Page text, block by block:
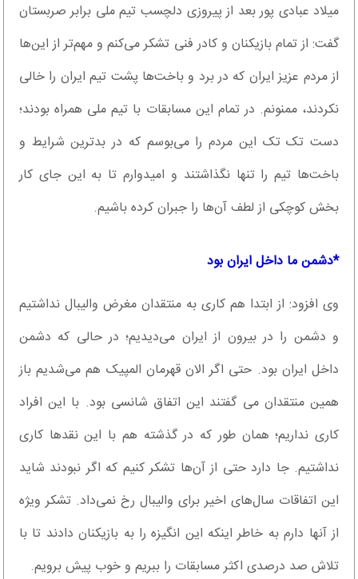
میلاد عبادی پور بعد از پیروزی دلچسب تیم ملی برابر صربستان
گفت: از تمام بازیکنان و کادر فنی تشکر می‌کنم و مهم‌تر از این‌ها
از مردم عزیز ایران که در برد و باخت‌ها پشت تیم ایران را خالی
نکردند، ممنونم. در تمام این مسابقات با تیم ملی همراه بودند؛
دست تک تک این مردم را می‌بوسم که در بدترین شرایط و
باخت‌ها تیم را تنها نگذاشتند و امیدوارم تا به این جای کار
بخش کوچکی از لطف آن‌ها را جبران کرده باشیم.
*دشمن ما داخل ایران بود
وی افزود: از ابتدا هم کاری به منتقدان مغرض والیبال نداشتیم
و دشمن را در بیرون از ایران می‌دیدیم؛ در حالی که دشمن
داخل ایران بود. حتی اگر الان قهرمان المپیک هم می‌شدیم باز
همین منتقدان می گفتند این اتفاق شانسی بود. با این افراد
کاری نداریم؛ همان طور که در گذشته هم با این نقدها کاری
نداشتیم. جا دارد حتی از آن‌ها تشکر کنیم که اگر نبودند شاید
این اتفاقات سال‌های اخیر برای والیبال رخ نمی‌داد. تشکر ویژه
از آنها دارم به خاطر اینکه این انگیزه را به بازیکنان دادند تا با
تلاش صد درصدی اکثر مسابقات را ببریم و خوب پیش برویم.